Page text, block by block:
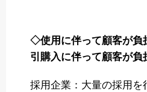
◇使用に伴って顧客が負
引購入に伴って顧客が負
採用企業：大量の採用を